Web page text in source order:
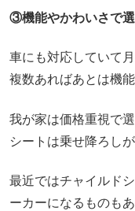
③機能やかわいさで選
車にも対応していて
複数あればあとは機
我が家は価格重視で
シートは乗せ降ろし
最近ではチャイルド
ーカーになるものも